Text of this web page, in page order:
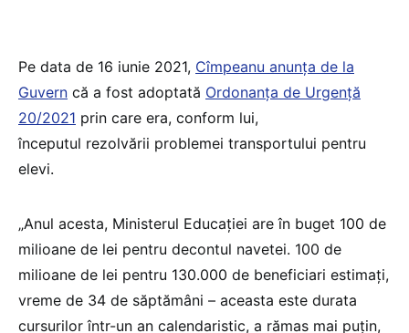
Pe data de 16 iunie 2021, Cîmpeanu anunța de la
Guvern că a fost adoptată Ordonanța de Urgență
20/2021 prin care era, conform lui,
începutul rezolvării problemei transportului pentru
elevi.
„Anul acesta, Ministerul Educației are în buget 100 de
milioane de lei pentru decontul navetei. 100 de
milioane de lei pentru 130.000 de beneficiari estimați,
vreme de 34 de săptămâni – aceasta este durata
cursurilor într-un an calendaristic, a rămas mai puțin,